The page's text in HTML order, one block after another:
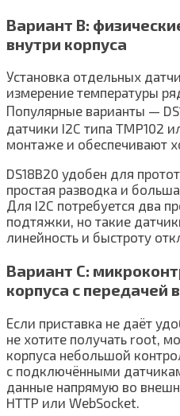
Вариант B:
внутри корпуса
Установка отдельных
измерение температуры
Популярные варианты —
датчики I2C типа TMP102
монтаже и обеспечивают
DS18B20 удобен для
простая разводка и
Для I2C потребуется два
подтяжки, но такие
линейность и быстроту
Вариант C:
корпуса с передачей
Если приставка не даёт
не хотите получать root,
корпуса небольшой
с подключёнными
данные напрямую во
HTTP или WebSocket.